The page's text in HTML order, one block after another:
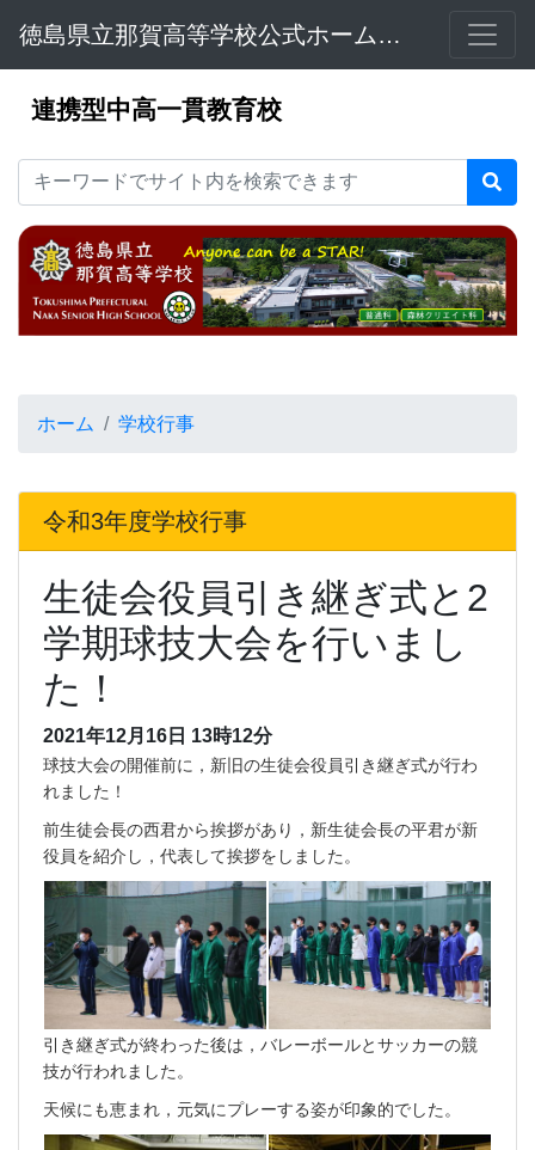
徳島県立那賀高等学校公式ホームページ
連携型中高一貫教育校
ホーム 学校行事
令和3年度学校行事
生徒会役員引き継ぎ式と2
学期球技大会を行いまし
た！
2021年12月16日 13時12分
球技大会の開催前に，新旧の生徒会役員引き継ぎ式が行わ
れました！
前生徒会長の西君から挨拶があり，新生徒会長の平君が新
役員を紹介し，代表して挨拶をしました。
引き継ぎ式が終わった後は，バレーボールとサッカーの競
技が行われました。
天候にも恵まれ，元気にプレーする姿が印象的でした。